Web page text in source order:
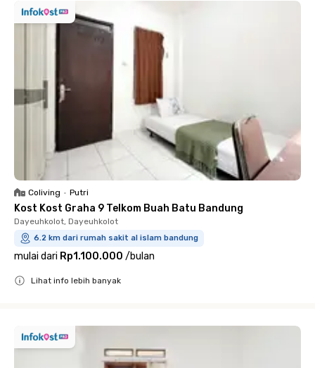
Coliving • Putri
Kost Kost Graha 9 Telkom Buah Batu Bandung
Dayeuhkolot, Dayeuhkolot
6.2 km dari rumah sakit al islam bandung
mulai dari Rp1.100.000 /bulan
Lihat info lebih banyak